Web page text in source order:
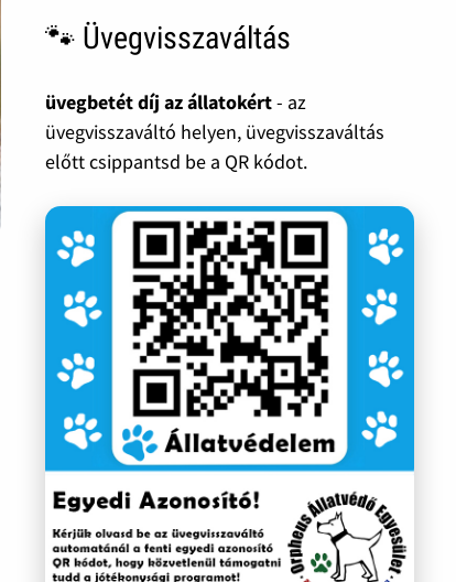
🐾 Üvegvisszaváltás
üvegbetét díj az állatokért- az
üvegvisszaváltó helyen, üvegvisszaváltás
előtt csippantsd be a QR kódot.